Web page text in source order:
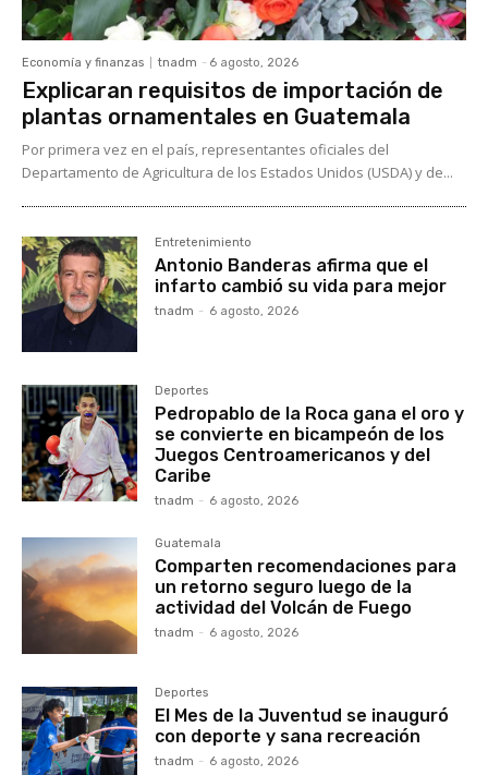
Economía y finanzas tnadm - 6 agosto, 2026
Explicaran requisitos de importación de
plantas ornamentales en Guatemala
Por primera vez en el país, representantes oficiales del
Departamento de Agricultura de los Estados Unidos (USDA) y de...
Entretenimiento
Antonio Banderas afirma que el
infarto cambió su vida para mejor
tnadm - 6 agosto, 2026
Deportes
Pedropablo de la Roca gana el oro y
se convierte en bicampeón de los
Juegos Centroamericanos y del
Caribe
tnadm - 6 agosto, 2026
Guatemala
Comparten recomendaciones para
un retorno seguro luego de la
actividad del Volcán de Fuego
tnadm - 6 agosto, 2026
Deportes
El Mes de la Juventud se inauguró
con deporte y sana recreación
tnadm - 6 agosto, 2026